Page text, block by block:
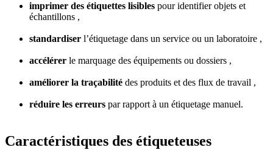
imprimer des étiquettes lisibles pour identifier objets et
échantillons ,
standardiser l’étiquetage dans un service ou un laboratoire ,
accélérer le marquage des équipements ou dossiers ,
améliorer la traçabilité des produits et des flux de travail ,
réduire les erreurs par rapport à un étiquetage manuel.
Caractéristiques des étiqueteuses